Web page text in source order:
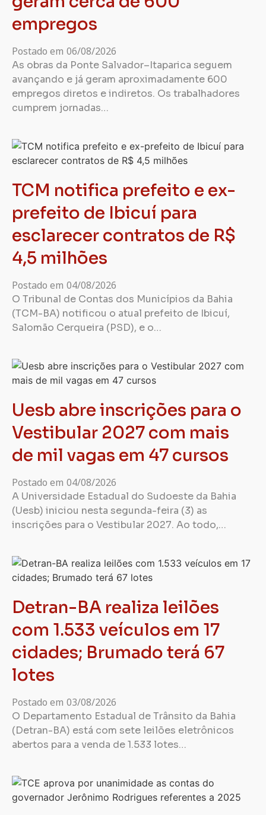
empregos
Postado em 06/08/2026
As obras da Ponte Salvador–Itaparica seguem
avançando e já geram aproximadamente 600
empregos diretos e indiretos. Os trabalhadores
cumprem jornadas…
TCM notifica prefeito e ex-
prefeito de Ibicuí para
esclarecer contratos de R$
4,5 milhões
Postado em 04/08/2026
O Tribunal de Contas dos Municípios da Bahia
(TCM-BA) notificou o atual prefeito de Ibicuí,
Salomão Cerqueira (PSD), e o…
Uesb abre inscrições para o
Vestibular 2027 com mais
de mil vagas em 47 cursos
Postado em 04/08/2026
A Universidade Estadual do Sudoeste da Bahia
(Uesb) iniciou nesta segunda-feira (3) as
inscrições para o Vestibular 2027. Ao todo,…
Detran-BA realiza leilões
com 1.533 veículos em 17
cidades; Brumado terá 67
lotes
Postado em 03/08/2026
O Departamento Estadual de Trânsito da Bahia
(Detran-BA) está com sete leilões eletrônicos
abertos para a venda de 1.533 lotes…